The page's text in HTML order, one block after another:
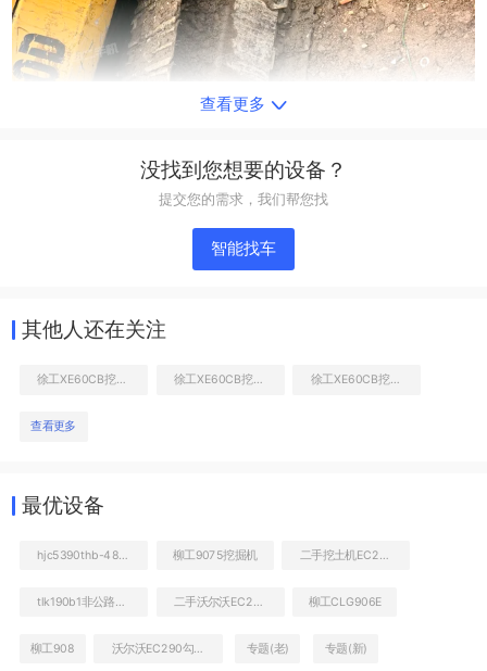
查看更多
没找到您想要的设备？
提交您的需求，我们帮您找
智能找车
其他人还在关注
查看更多
最优设备
柳工9075挖掘机
柳工CLG906E
柳工908 沃尔沃EC290勾机能卖多少钱 专题(老) 专题(新)